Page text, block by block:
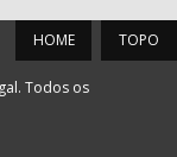
TOPO
HOME
Todos os